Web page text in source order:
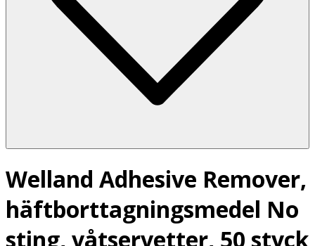
Welland Adhesive Remover,
häftborttagningsmedel No
sting, våtservetter, 50 styck